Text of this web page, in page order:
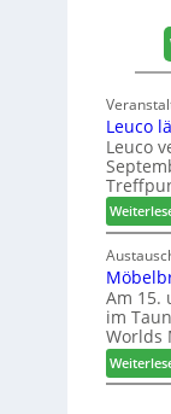
Leuco
Leuco
Am 15.
im
Worlds